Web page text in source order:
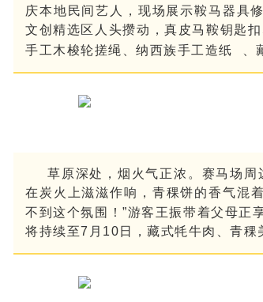
庆本地民间艺人，现场展示鞍马器具
文创精选区人头攒动，真皮马鞍钥匙
手工木梭轮搓绳、 纳西族手工造纸
草原深处，烟火气正浓。赛马场
在炭火上滋滋作响，青稞饼的香气混
不到这个氛围！”游客王振带着父母正
将持续至7月10日，藏式牦牛肉、青稞